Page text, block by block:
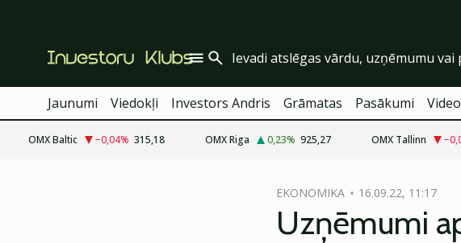
Jaunumi Viedokļi Investors Andris Grāmatas Pasākumi Video
OMX Baltic −0,04% 315,18 OMX Riga 0,23% 925,27 OMX Tallinn
EKONOMIKA 16.09.22, 11:17
Uzņēmumi